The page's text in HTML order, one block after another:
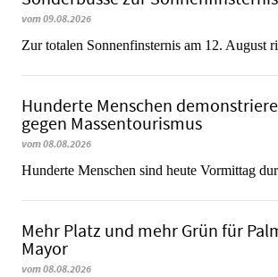
vom 09.08.2026
Zur totalen Sonnenfinsternis am 12. August
Hunderte Menschen
gegen Massentourismus
vom 08.08.2026
Hunderte Menschen sind heute Vormittag
Mehr Platz und mehr Grün für
Mayor
vom 08.08.2026